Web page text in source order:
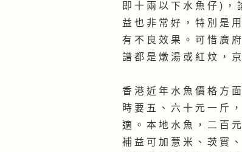
即 十 兩 以 下 水 魚 仔 ) ，
益 也 非 常 好 ， 特 別 是
有 不 良 效 果 。 可 惜 廣
譜 都 是 燉 湯 或 紅 炆 ，
香 港 近 年 水 魚 價 格 方
時 要 五 、 六 十 元 一 斤
適 。 本 地 水 魚 ， 二 百
補 益 可 加 薏 米 、 茨 實